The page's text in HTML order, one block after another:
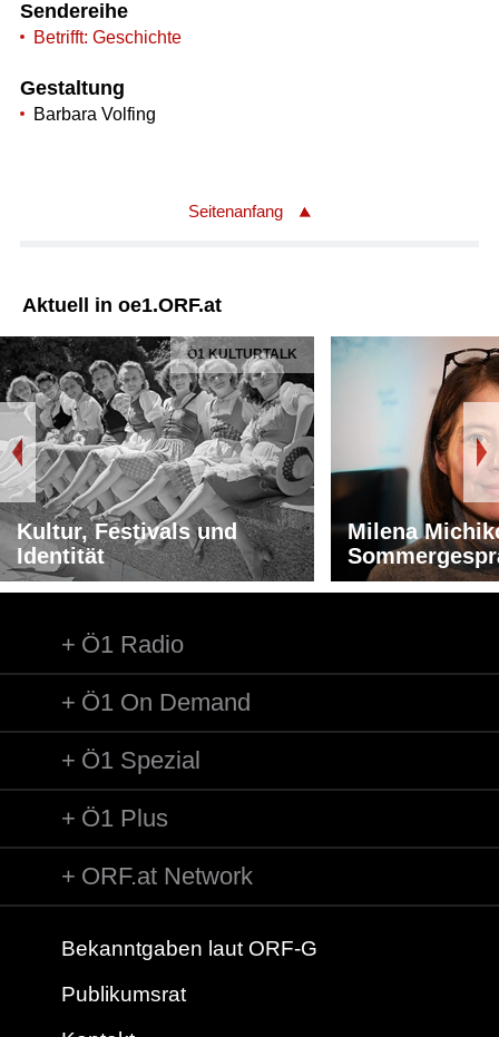
Sendereihe
Betrifft: Geschichte
Gestaltung
Barbara Volfing
Seitenanfang
Aktuell in oe1.ORF.at
Ö1 KULTURTALK
Kultur, Festivals und
Identität
Milena
Ö1 Radio
Ö1 On Demand
Ö1 Spezial
Ö1 Plus
ORF.at Network
Bekanntgaben laut ORF-G
Publikumsrat